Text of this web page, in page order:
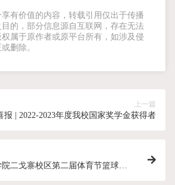
有价值的内容，转载引用仅出于传播
的，部分信息源自互联网，存在无法
属于原作者或原平台所有，如涉及侵
删除。
上一篇
报 | 2022-2023年度我校国家奖学金获得者
二戈寨校区第二届体育节篮球决